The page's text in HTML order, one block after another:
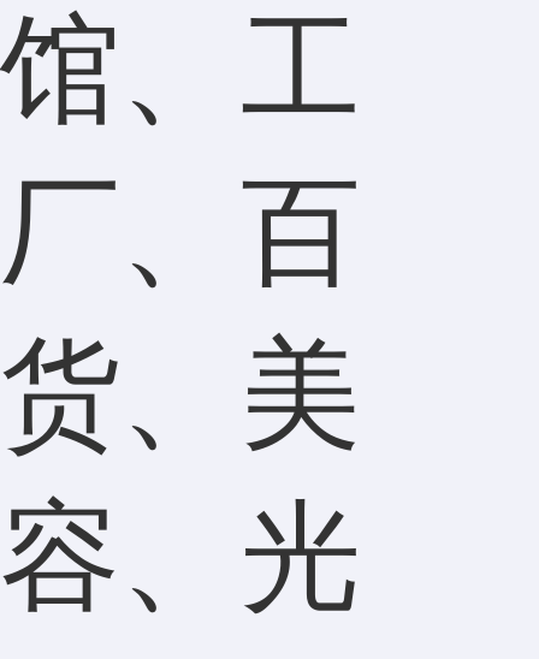
馆、工
厂、百
货、美
容、光